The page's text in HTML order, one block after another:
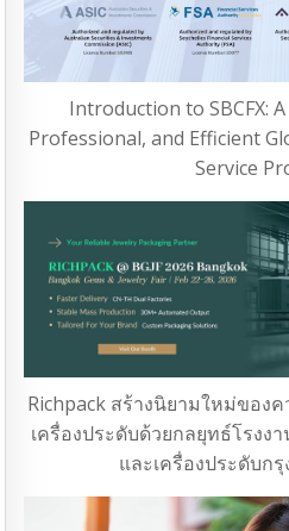
Introduction to SBCFX:
Professional, and Efficient
Service
Richpack สร้างนิยามใหม่ขอ
เครื่องประดับด้วยกลยุทธ์โรง
และเครื่องประดับก